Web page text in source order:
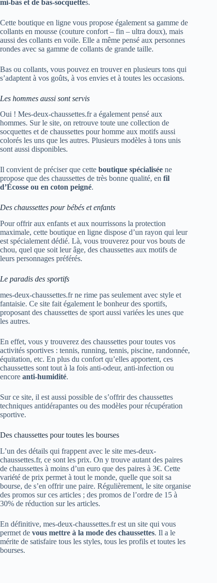
mi-bas et de bas-socquettes.
Cette boutique en ligne vous propose également sa gamme de
collants en mousse (couture confort – fin – ultra doux), mais
aussi des collants en voile. Elle a même pensé aux personnes
rondes avec sa gamme de collants de grande taille.
Bas ou collants, vous pouvez en trouver en plusieurs tons qui
s’adaptent à vos goûts, à vos envies et à toutes les occasions.
Les hommes aussi sont servis
Oui ! Mes-deux-chaussettes.fr a également pensé aux
hommes. Sur le site, on retrouve toute une collection de
socquettes et de chaussettes pour homme aux motifs aussi
colorés les uns que les autres. Plusieurs modèles à tons unis
sont aussi disponibles.
Il convient de préciser que cette boutique spécialisée ne
propose que des chaussettes de très bonne qualité, en fil
d’Écosse ou en coton peigné.
Des chaussettes pour bébés et enfants
Pour offrir aux enfants et aux nourrissons la protection
maximale, cette boutique en ligne dispose d’un rayon qui leur
est spécialement dédié. Là, vous trouverez pour vos bouts de
chou, quel que soit leur âge, des chaussettes aux motifs de
leurs personnages préférés.
Le paradis des sportifs
mes-deux-chaussettes.fr ne rime pas seulement avec style et
fantaisie. Ce site fait également le bonheur des sportifs,
proposant des chaussettes de sport aussi variées les unes que
les autres.
En effet, vous y trouverez des chaussettes pour toutes vos
activités sportives : tennis, running, tennis, piscine, randonnée,
équitation, etc. En plus du confort qu’elles apportent, ces
chaussettes sont tout à la fois anti-odeur, anti-infection ou
encore anti-humidité.
Sur ce site, il est aussi possible de s’offrir des chaussettes
techniques antidérapantes ou des modèles pour récupération
sportive.
Des chaussettes pour toutes les bourses
L’un des détails qui frappent avec le site mes-deux-
chaussettes.fr, ce sont les prix. On y trouve autant des paires
de chaussettes à moins d’un euro que des paires à 3€. Cette
variété de prix permet à tout le monde, quelle que soit sa
bourse, de s’en offrir une paire. Régulièrement, le site organise
des promos sur ces articles ; des promos de l’ordre de 15 à
30% de réduction sur les articles.
En définitive, mes-deux-chaussettes.fr est un site qui vous
permet de vous mettre à la mode des chaussettes. Il a le
mérite de satisfaire tous les styles, tous les profils et toutes les
bourses.